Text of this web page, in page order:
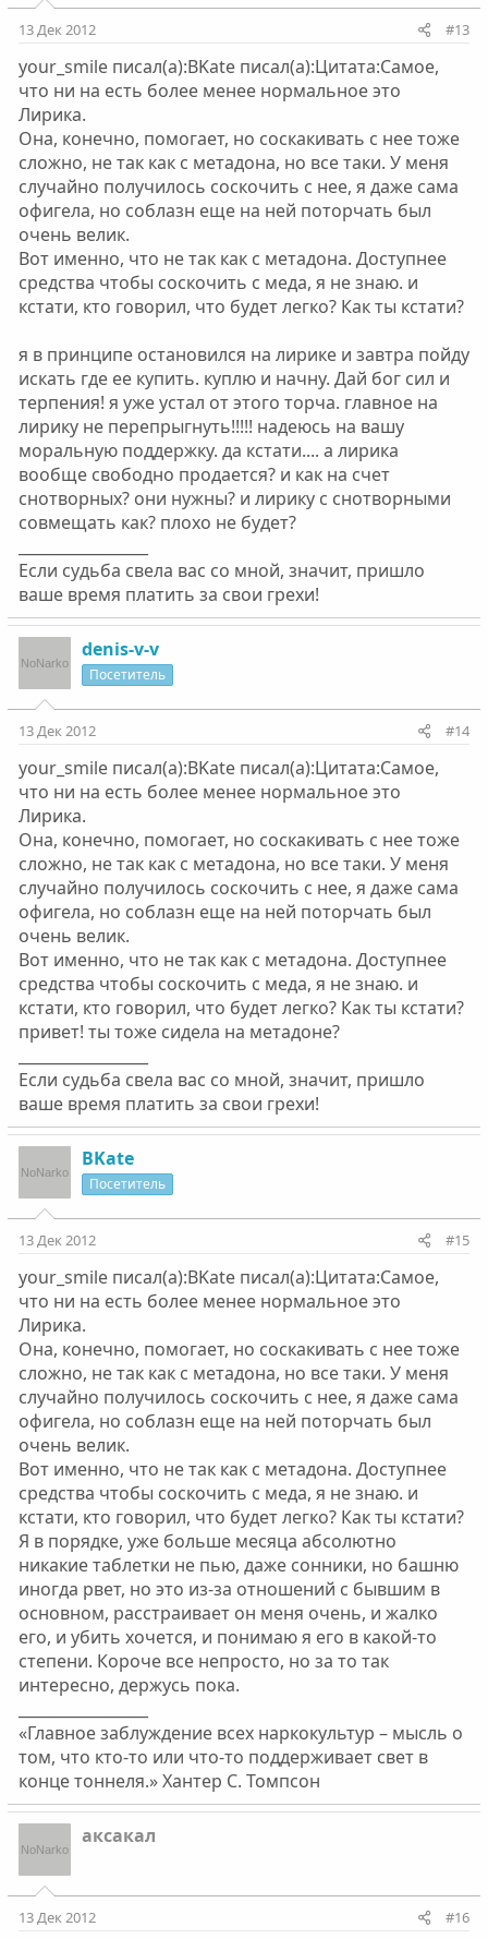
13 Дек 2012 #13
your_smile писал(а):BKate писал(а):Цитата:Самое,
что ни на есть более менее нормальное это
Лирика.
Она, конечно, помогает, но соскакивать с нее тоже
сложно, не так как с метадона, но все таки. У меня
случайно получилось соскочить с нее, я даже сама
офигела, но соблазн еще на ней поторчать был
очень велик.
Вот именно, что не так как с метадона. Доступнее
средства чтобы соскочить с меда, я не знаю. и
кстати, кто говорил, что будет легко? Как ты кстати?
я в принципе остановился на лирике и завтра пойду
искать где ее купить. куплю и начну. Дай бог сил и
терпения! я уже устал от этого торча. главное на
лирику не перепрыгнуть!!!!! надеюсь на вашу
моральную поддержку. да кстати.... а лирика
вообще свободно продается? и как на счет
снотворных? они нужны? и лирику с снотворными
совмещать как? плохо не будет?
Если судьба свела вас со мной, значит, пришло
ваше время платить за свои грехи!
denis-v-v
Посетитель
13 Дек 2012 #14
your_smile писал(а):BKate писал(а):Цитата:Самое,
что ни на есть более менее нормальное это
Лирика.
Она, конечно, помогает, но соскакивать с нее тоже
сложно, не так как с метадона, но все таки. У меня
случайно получилось соскочить с нее, я даже сама
офигела, но соблазн еще на ней поторчать был
очень велик.
Вот именно, что не так как с метадона. Доступнее
средства чтобы соскочить с меда, я не знаю. и
кстати, кто говорил, что будет легко? Как ты кстати?
привет! ты тоже сидела на метадоне?
Если судьба свела вас со мной, значит, пришло
ваше время платить за свои грехи!
BKate
Посетитель
13 Дек 2012 #15
your_smile писал(а):BKate писал(а):Цитата:Самое,
что ни на есть более менее нормальное это
Лирика.
Она, конечно, помогает, но соскакивать с нее тоже
сложно, не так как с метадона, но все таки. У меня
случайно получилось соскочить с нее, я даже сама
офигела, но соблазн еще на ней поторчать был
очень велик.
Вот именно, что не так как с метадона. Доступнее
средства чтобы соскочить с меда, я не знаю. и
кстати, кто говорил, что будет легко? Как ты кстати?
Я в порядке, уже больше месяца абсолютно
никакие таблетки не пью, даже сонники, но башню
иногда рвет, но это из-за отношений с бывшим в
основном, расстраивает он меня очень, и жалко
его, и убить хочется, и понимаю я его в какой-то
степени. Короче все непросто, но за то так
интересно, держусь пока.
«Главное заблуждение всех наркокультур – мысль о
том, что кто-то или что-то поддерживает свет в
конце тоннеля.» Хантер С. Томпсон
аксакал
13 Дек 2012 #16